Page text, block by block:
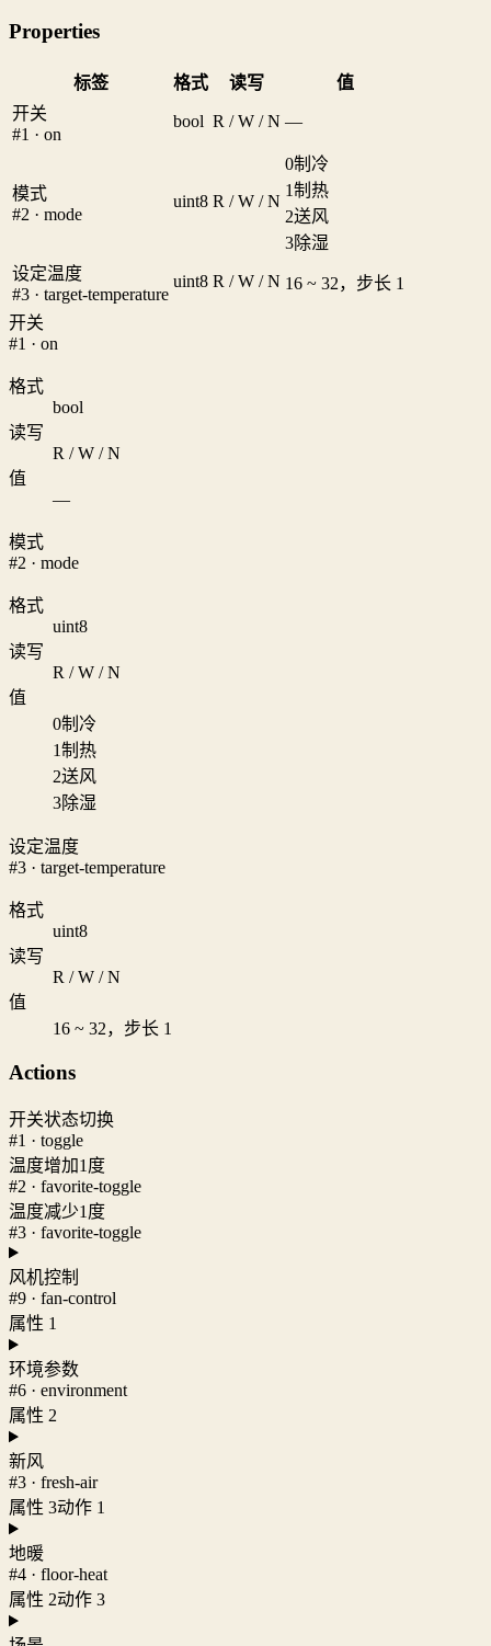
Properties
标签 格式 读写
值
开关
#1 · on
bool R / W / N —
模式
#2 · mode
uint8 R / W / N
0制冷
1制热
2送风
3除湿
设定温度
#3 · target-temperature
uint8 R / W / N 16 ~ 32，步长 1
开关
#1 · on
格式
bool
读写
R / W / N
值
—
模式
#2 · mode
格式
uint8
读写
R / W / N
值
0制冷
1制热
2送风
3除湿
设定温度
#3 · target-temperature
格式
uint8
读写
R / W / N
值
16 ~ 32，步长 1
Actions
开关状态切换
#1 · toggle
温度增加1度
#2 · favorite-toggle
温度减少1度
#3 · favorite-toggle
风机控制
#9 · fan-control
属性 1
环境参数
#6 · environment
属性 2
新风
#3 · fresh-air
属性 3动作 1
地暖
#4 · floor-heat
属性 2动作 3